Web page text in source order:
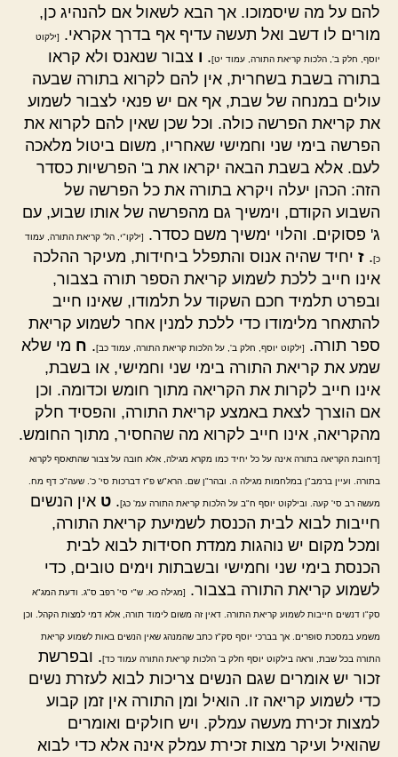
להם על מה שיסמוכו. אך הבא לשאול אם להנהיג כן,
מורים לו דשב ואל תעשה עדיף אף בדרך אקראי.
[ילקוט
יוסף, חלק ב', הלכות קריאת התורה, עמוד יט]. ו צבור שנאנס ולא קראו
בתורה בשבת בשחרית, אין להם לקרוא בתורה שבעה
עולים במנחה של שבת, אף אם יש פנאי לצבור לשמוע
את קריאת הפרשה כולה. וכל שכן שאין להם לקרוא את
הפרשה בימי שני וחמישי שאחריו, משום ביטול מלאכה
לעם. אלא בשבת הבאה יקראו את ב' הפרשיות כסדר
הזה: הכהן יעלה ויקרא בתורה את כל הפרשה של
השבוע הקודם, וימשיך גם מהפרשה של אותו שבוע, עם
ג' פסוקים. והלוי ימשיך משם כסדר.
[ילקו"י, הל' קריאת התורה, עמוד
כ]. ז יחיד שהיה אנוס והתפלל ביחידות, מעיקר ההלכה
אינו חייב ללכת לשמוע קריאת הספר תורה בצבור,
ובפרט תלמיד חכם השקוד על תלמודו, שאינו חייב
להתאחר מלימודו כדי ללכת למנין אחר לשמוע קריאת
ספר תורה.
[ילקוט יוסף, חלק ב', על הלכות קריאת התורה, עמוד כב]. ח מי שלא
שמע את קריאת התורה בימי שני וחמישי, או בשבת,
אינו חייב לקרות את הקריאה מתוך חומש וכדומה. וכן
אם הוצרך לצאת באמצע קריאת התורה, והפסיד חלק
מהקריאה, אינו חייב לקרוא מה שהחסיר, מתוך החומש.
[דחובת הקריאה בתורה אינה על כל יחיד כמו מקרא מגילה, אלא חובה על צבור שהתאסף לקרוא
בתורה. ועיין ברמב"ן במלחמות מגילה ה. ובהר"ן שם. הרא"ש פ"ז דברכות סי' כ'. שעה"כ דף מח.
מעשה רב סי' קעה. ובילקוט יוסף ח"ב על הלכות קריאת התורה עמ' כג]. ט אין הנשים
חייבות לבוא לבית הכנסת לשמיעת קריאת התורה,
ומכל מקום יש נוהגות ממדת חסידות לבוא לבית
הכנסת בימי שני וחמישי ובשבתות וימים טובים, כדי
לשמוע קריאת התורה בצבור.
[מגילה כא. ש"י סי' רפב ס"ג. ודעת המג"א
סק"ו דנשים חייבות לשמוע קריאת התורה. דאין זה משום לימוד תורה, אלא דמי למצות הקהל. וכן
משמע במסכת סופרים. אך בברכי יוסף סק"ז כתב שהמנהג שאין הנשים באות לשמוע קריאת
התורה בכל שבת, וראה בילקוט יוסף חלק ב' הלכות קריאת התורה עמוד כד]. ובפרשת
זכור יש אומרים שגם הנשים צריכות לבוא לעזרת נשים
כדי לשמוע קריאה זו. הואיל ומן התורה אין זמן קבוע
למצות זכירת מעשה עמלק. ויש חולקים ואומרים
שהואיל ועיקר מצות זכירת עמלק אינה אלא כדי לבוא